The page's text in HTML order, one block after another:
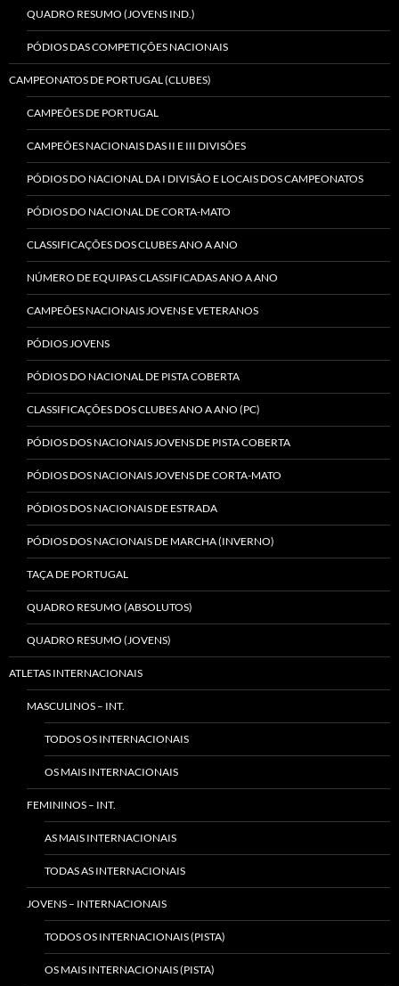
QUADRO RESUMO (JOVENS IND.)
PÓDIOS DAS COMPETIÇÕES NACIONAIS
CAMPEONATOS DE PORTUGAL (CLUBES)
CAMPEÕES DE PORTUGAL
CAMPEÕES NACIONAIS DAS II E III DIVISÕES
PÓDIOS DO NACIONAL DA I DIVISÃO E LOCAIS DOS CAMPEONATOS
PÓDIOS DO NACIONAL DE CORTA-MATO
CLASSIFICAÇÕES DOS CLUBES ANO A ANO
NÚMERO DE EQUIPAS CLASSIFICADAS ANO A ANO
CAMPEÕES NACIONAIS JOVENS E VETERANOS
PÓDIOS JOVENS
PÓDIOS DO NACIONAL DE PISTA COBERTA
CLASSIFICAÇÕES DOS CLUBES ANO A ANO (PC)
PÓDIOS DOS NACIONAIS JOVENS DE PISTA COBERTA
PÓDIOS DOS NACIONAIS JOVENS DE CORTA-MATO
PÓDIOS DOS NACIONAIS DE ESTRADA
PÓDIOS DOS NACIONAIS DE MARCHA (INVERNO)
TAÇA DE PORTUGAL
QUADRO RESUMO (ABSOLUTOS)
QUADRO RESUMO (JOVENS)
ATLETAS INTERNACIONAIS
MASCULINOS – INT.
TODOS OS INTERNACIONAIS
OS MAIS INTERNACIONAIS
FEMININOS – INT.
AS MAIS INTERNACIONAIS
TODAS AS INTERNACIONAIS
JOVENS – INTERNACIONAIS
TODOS OS INTERNACIONAIS (PISTA)
OS MAIS INTERNACIONAIS (PISTA)